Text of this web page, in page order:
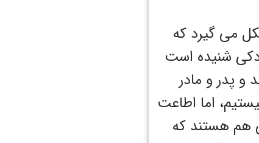
می گیرد که
شنیده است
و پدر و مادر
اما اطاعت
هم هستند که